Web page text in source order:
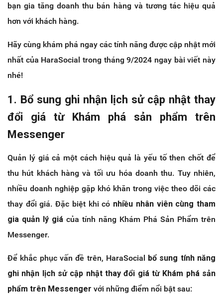
bạn gia tăng doanh thu bán hàng và tương tác hiệu quả
hơn với khách hàng.
Hãy cùng khám phá ngay các tính năng được cập nhật mới
nhất của HaraSocial trong tháng 9/2024 ngay bài viết này
nhé!
1. Bổ sung ghi nhận lịch sử cập nhật thay
đổi giá từ Khám phá sản phẩm trên
Messenger
Quản lý giá cả một cách hiệu quả là yếu tố then chốt để
thu hút khách hàng và tối ưu hóa doanh thu. Tuy nhiên,
nhiều doanh nghiệp gặp khó khăn trong việc theo dõi các
thay đổi giá. Đặc biệt khi có nhiều nhân viên cùng tham
gia quản lý giá của tính năng Khám Phá Sản Phẩm trên
Messenger.
Để khắc phục vấn đề trên, HaraSocial bổ sung tính năng
ghi nhận lịch sử cập nhật thay đổi giá từ Khám phá sản
phẩm trên Messenger với những điểm nổi bật sau: